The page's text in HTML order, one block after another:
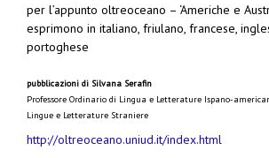
per l’appunto oltreoceano – ‘Americhe e
esprimono in italiano, friulano, francese,
portoghese
pubblicazioni di Silvana Serafin
Professore Ordinario di Lingua e Letterature Ispano-
Lingue e Letterature Straniere
http://oltreoceano.uniud.it/index.html